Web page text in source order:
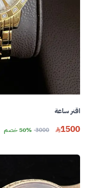
اقنر ساعة
1500
3000 50% خصم